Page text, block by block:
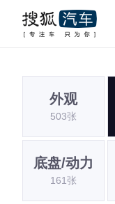
外观
503张
底盘/动力
161张